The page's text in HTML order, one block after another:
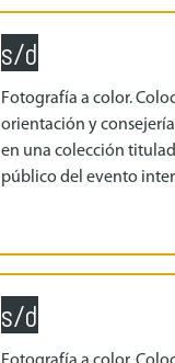
s/d
Fotografía a color.
orientación y
en una colección
público del evento
s/d